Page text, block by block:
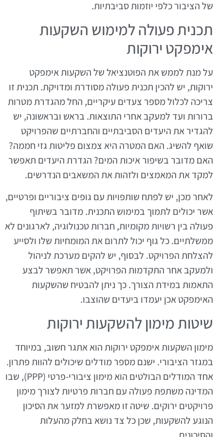
של הציבור כלפי יוזמות סביבתיות.
תכנית פעולה למימוש השקעות
אימפקט ירוקות
על מנת לממש את הפוטנציאל של השקעות אימפקט
ירוקות, יש להכין תכנית פעולה מסודרת ומדויקת. תכנית זו
צריכה לכלול מספר צעדים עיקריים, החל מהגדרת מטרות
ברורות ועד למעקב אחרי התוצאות. בראש ובראשונה, יש
להגדיר את היעדים הסביבתיים והחברתיים שהפרויקט
שואף להשיג. האם המטרה היא צמצום פליטות גזי חממה?
האם מדובר בשיפור איכות המים? הגדרת היעדים תאפשר
למקד את המאמצים ולזהות את המשאבים הנדרשים.
לאחר מכן, יש לפתח שותפויות עם גופים ציבוריים ופרטיים,
אשר יכולים לתמוך במימוש התכנית. מדובר בשיתוף
פעולה בין רשויות מקומיות, חברות טכנולוגיה, לארגונים לא
ממשלתיים. כל גוף יכול לתרום את המומחיות שלו ולסייע
להצלחת הפרויקט. לבסוף, יש להקים מערכת לניהול
ולמעקב אחר התקדמות הפרויקט, אשר תאפשר לבצע
התאמות במידת הצורך. כך ניתן להבטיח שהשקעות
האימפקט אכן יעמדו ביעדים שהוצבו.
שיטות מימון להשקעות ירוקות
מימון השקעות אימפקט ירוקות הוא אתגר חשוב, במיוחד
במגזר הציבורי. ישנם מספר מודלים שיכולים להוות פתרון.
אחד המודלים הבולטים הוא מימון ציבורי-פרטי (PPP), שבו
המדינה משתפת פעולה עם חברות פרטיות לצורך מימון
פרויקטים ירוקים. שיטה זו מאפשרת למזער את הסיכון
הנוגע להשקעות, שכן כל צד נושא בחלק מהעלות